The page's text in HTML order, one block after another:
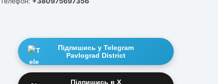
Підпишись у Telegram
Pavlograd District
Підпишись в X